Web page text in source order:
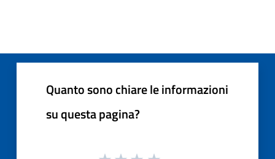
Quanto sono chiare le informazioni
su questa pagina?